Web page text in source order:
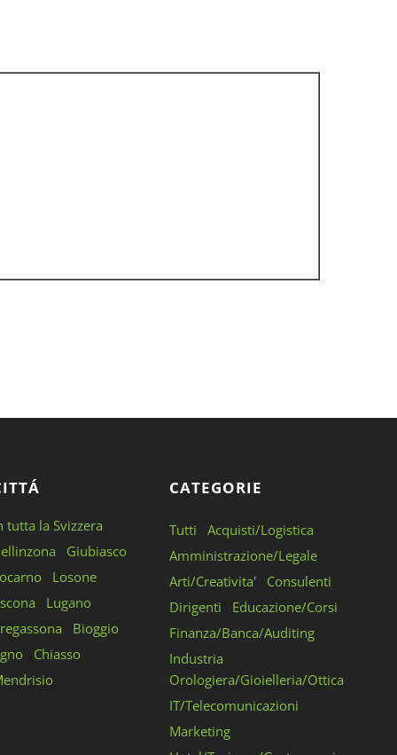
tutta la Svizzera
Giubiasco
Losone
Lugano
Bioggio
Chiasso
CATEGORIE
Tutti
Acquisti/Logistica
Amministrazione/Legale
Arti/Creativita'
Consulenti
Dirigenti
Educazione/Corsi
Finanza/Banca/Auditing
Industria
Orologiera/Gioielleria/Ottica
IT/Telecomunicazioni
Marketing